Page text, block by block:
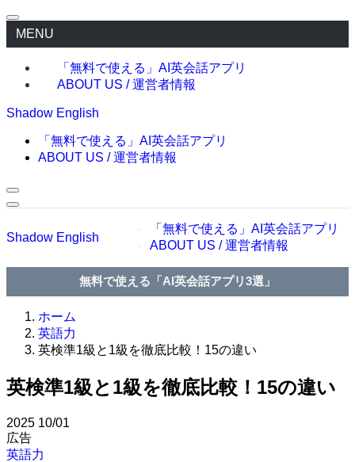
MENU
「無料で使える」AI英会話アプリ
ABOUT US / 運営者情報
Shadow English
「無料で使える」AI英会話アプリ
ABOUT US / 運営者情報
Shadow English
「無料で使える」AI英会話アプリ
ABOUT US / 運営者情報
無料で使える「AI英会話アプリ3選」
ホーム
英語力
英検準1級と1級を徹底比較！15の違い
英検準1級と1級を徹底比較！15の違い
2025 10/01
広告
英語力